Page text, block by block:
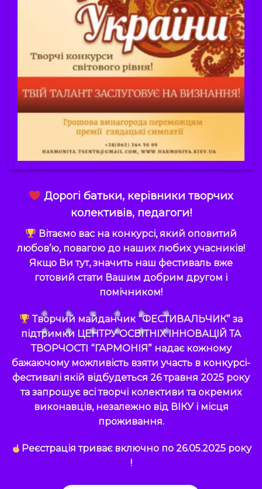
Дорогі батьки, керівники творчих
колективів, педагоги!
Вітаємо вас на конкурсі, який оповитий
любов’ю, повагою до наших любих учасників!
Якщо Ви тут, значить наш фестиваль вже
готовий стати Вашим добрим другом і
помічником!
Творчий майданчик“ФЕСТИВАЛЬЧИК” за
підтримки ЦЕНТРУ ОСВІТНІХ ІННОВАЦІЙ ТА
ТВОРЧОСТІ “ГАРМОНІЯ”надає кожному
бажаючому можливість взяти участь в конкурсі-
фестивалі якій відбудеться 26 травня 2025 року
та запрошує всі творчі колективи та окремих
виконавців, незалежно від ВІКУ і місця
проживання.
Реєстрація триває включно по 26.05.2025 року
!